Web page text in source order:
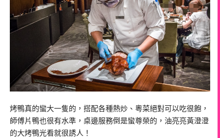
烤鴨真的蠻大一隻的，搭配各種熱炒、粵菜絕對可以吃很飽，
師傅片鴨也很有水準，桌邊服務倒是蠻尊榮的，油亮亮黃澄澄
的大烤鴨光看就很誘人！